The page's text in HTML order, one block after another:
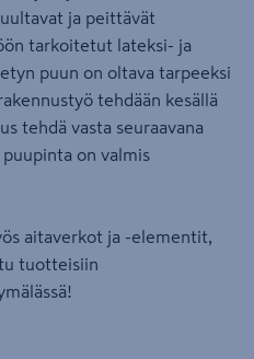
ja peittävät
tarkoitetut lateksi- ja
puun on oltava tarpeeksi
tehdään kesällä
tehdä vasta seuraavana
on valmis
aitaverkot ja -elementit,
tuotteisiin